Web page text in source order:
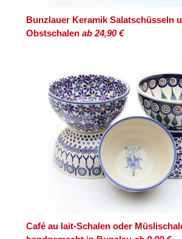
Bunzlauer Keramik Salatschüsseln
Obstschalen ab 24,90 €
Café au lait-Schalen oder